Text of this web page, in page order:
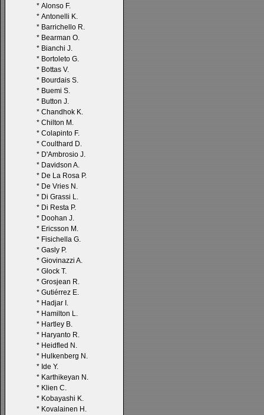
* Alonso F.
* Antonelli K.
* Barrichello R.
* Bearman O.
* Bianchi J.
* Bortoleto G.
* Bottas V.
* Bourdais S.
* Buemi S.
* Button J.
* Chandhok K.
* Chilton M.
* Colapinto F.
* Coulthard D.
* D'Ambrosio J.
* Davidson A.
* De La Rosa P.
* De Vries N.
* Di Grassi L.
* Di Resta P.
* Doohan J.
* Ericsson M.
* Fisichella G.
* Gasly P.
* Giovinazzi A.
* Glock T.
* Grosjean R.
* Gutiérrez E.
* Hadjar I.
* Hamilton L.
* Hartley B.
* Haryanto R.
* Heidfled N.
* Hulkenberg N.
* Ide Y.
* Karthikeyan N.
* Klien C.
* Kobayashi K.
* Kovalainen H.